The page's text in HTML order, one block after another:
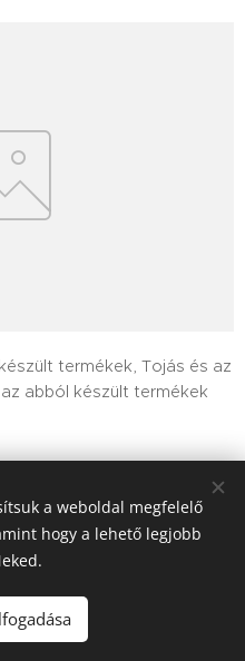
termékek, Tojás és az
abból készült termékek
viszi a minőséget
Sütik
a weboldal megfelelő
hogy a lehető legjobb